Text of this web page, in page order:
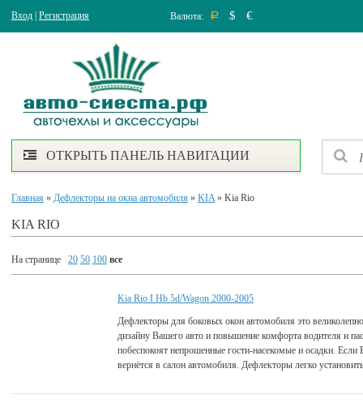
Вход Регистрация Валюта: Р $ €
ОТКРЫТЬ ПАНЕЛЬ НАВИГАЦИИ
Главная » Дефлекторы на окна автомобиля » KIA» Kia Rio
KIA RIO
На странице 20 50 100 все
Kia Rio I Hb 5d/Wagon 2000-2005
Дефлекторы для боковых окон автомобиля это
дизайну Вашего авто и повышение комфорта водителя и
побеспокоят непрошенные гости-насекомые и осадки.
вернётся в салон автомобиля. Дефлекторы легко